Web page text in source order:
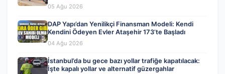
05 Ağu 2026
DAP Yapı’dan Yenilikçi Finansman Modeli: Kendi
Kendini Ödeyen Evler Ataşehir 173’te Başladı
04 Ağu 2026
İstanbul’da bu gece bazı yollar trafiğe kapatılacak:
İşte kapalı yollar ve alternatif güzergahlar